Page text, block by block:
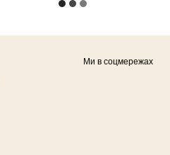
Ми в соцмережах